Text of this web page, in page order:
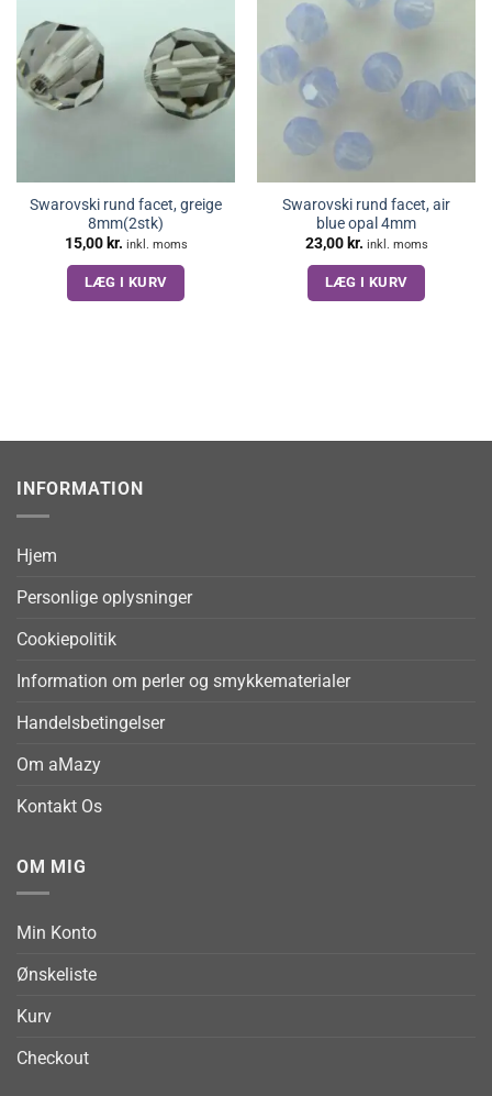
Swarovski rund facet, greige
8mm(2stk)
15,00 kr. inkl. moms
LÆG I KURV
Swarovski rund facet, air
blue opal 4mm
23,00 kr. inkl. moms
LÆG I KURV
INFORMATION
Hjem
Personlige oplysninger
Cookiepolitik
Information om perler og smykkematerialer
Handelsbetingelser
Om aMazy
Kontakt Os
OM MIG
Min Konto
Ønskeliste
Kurv
Checkout